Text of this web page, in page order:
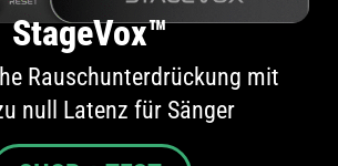
StageVox™
Rauschunterdrückung mit
null Latenz für Sänger